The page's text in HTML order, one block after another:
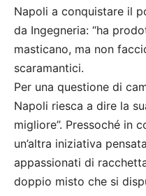
Napoli a conquistare il
da Ingegneria: “ha
masticano, ma non
scaramantici.
Per una questione di
Napoli riesca a dire la
migliore”. Pressoché in
un’altra iniziativa
appassionati di
doppio misto che si